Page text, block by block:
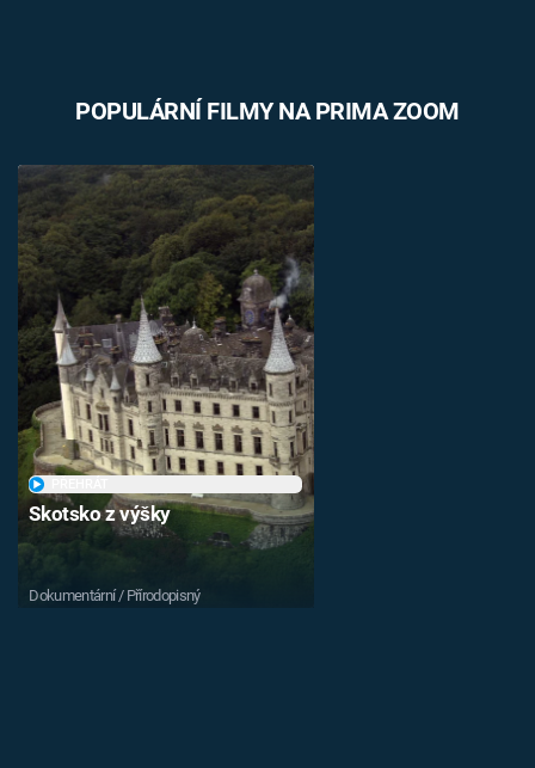
POPULÁRNÍ FILMY NA PRIMA ZOOM
Skotsko z výšky
Dokumentární / Přírodopisný